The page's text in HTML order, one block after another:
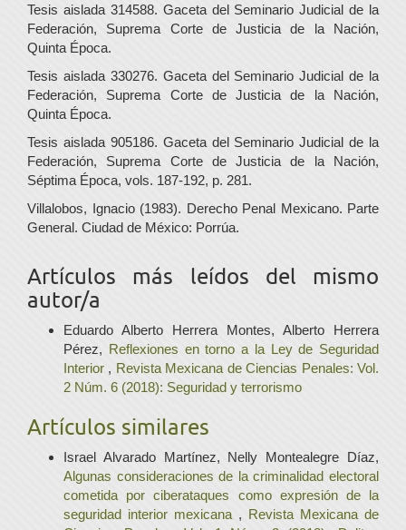
Tesis aislada 314588. Gaceta del Seminario Judicial de la
Federación, Suprema Corte de Justicia de la Nación,
Quinta Época.
Tesis aislada 330276. Gaceta del Seminario Judicial de la
Federación, Suprema Corte de Justicia de la Nación,
Quinta Época.
Tesis aislada 905186. Gaceta del Seminario Judicial de la
Federación, Suprema Corte de Justicia de la Nación,
Séptima Época, vols. 187-192, p. 281.
Villalobos, Ignacio (1983). Derecho Penal Mexicano. Parte
General. Ciudad de México: Porrúa.
Artículos más leídos del mismo
autor/a
Eduardo Alberto Herrera Montes, Alberto Herrera
Pérez, Reflexiones en torno a la Ley de Seguridad
Interior , Revista Mexicana de Ciencias Penales: Vol.
2 Núm. 6 (2018): Seguridad y terrorismo
Artículos similares
Israel Alvarado Martínez, Nelly Montealegre Díaz,
Algunas consideraciones de la criminalidad electoral
cometida por ciberataques como expresión de la
seguridad interior mexicana , Revista Mexicana de